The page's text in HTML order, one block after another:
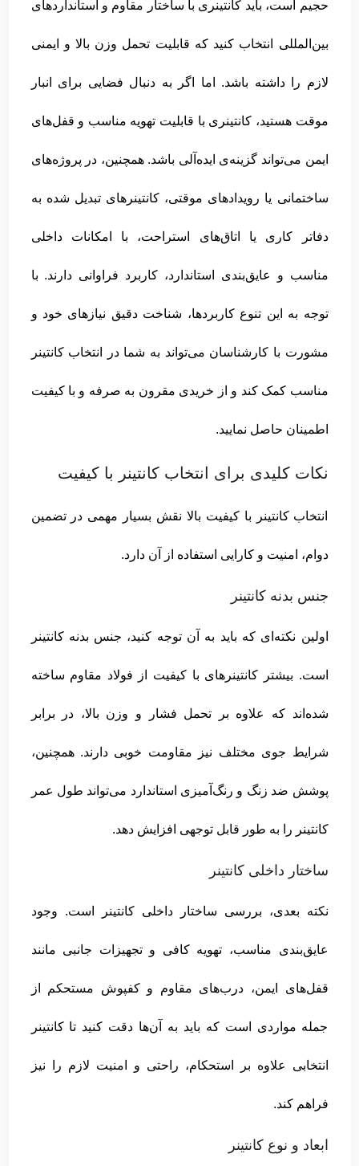
حجیم است، باید کانتینری با ساختار مقاوم و استانداردهای
بین‌المللی انتخاب کنید که قابلیت تحمل وزن بالا و ایمنی
لازم را داشته باشد. اما اگر به دنبال فضایی برای انبار
موقت هستید، کانتینری با قابلیت تهویه مناسب و قفل‌های
ایمن می‌تواند گزینه‌ی ایده‌آلی باشد. همچنین، در پروژه‌های
ساختمانی یا رویدادهای موقتی، کانتینرهای تبدیل شده به
دفاتر کاری یا اتاق‌های استراحت، با امکانات داخلی
مناسب و عایق‌بندی استاندارد، کاربرد فراوانی دارند. با
توجه به این تنوع کاربردها، شناخت دقیق نیازهای خود و
مشورت با کارشناسان می‌تواند به شما در انتخاب کانتینر
مناسب کمک کند و از خریدی مقرون به صرفه و با کیفیت
اطمینان حاصل نمایید.
نکات کلیدی برای انتخاب کانتینر با کیفیت
انتخاب کانتینر با کیفیت بالا نقش بسیار مهمی در تضمین
دوام، امنیت و کارایی استفاده از آن دارد.
جنس بدنه کانتینر
اولین نکته‌ای که باید به آن توجه کنید، جنس بدنه کانتینر
است. بیشتر کانتینرهای با کیفیت از فولاد مقاوم ساخته
شده‌اند که علاوه بر تحمل فشار و وزن بالا، در برابر
شرایط جوی مختلف نیز مقاومت خوبی دارند. همچنین،
پوشش ضد زنگ و رنگ‌آمیزی استاندارد می‌تواند طول عمر
کانتینر را به طور قابل توجهی افزایش دهد.
ساختار داخلی کانتینر
نکته بعدی، بررسی ساختار داخلی کانتینر است. وجود
عایق‌بندی مناسب، تهویه کافی و تجهیزات جانبی مانند
قفل‌های ایمن، درب‌های مقاوم و کفپوش مستحکم از
جمله مواردی است که باید به آن‌ها دقت کنید تا کانتینر
انتخابی علاوه بر استحکام، راحتی و امنیت لازم را نیز
فراهم کند.
ابعاد و نوع کانتینر